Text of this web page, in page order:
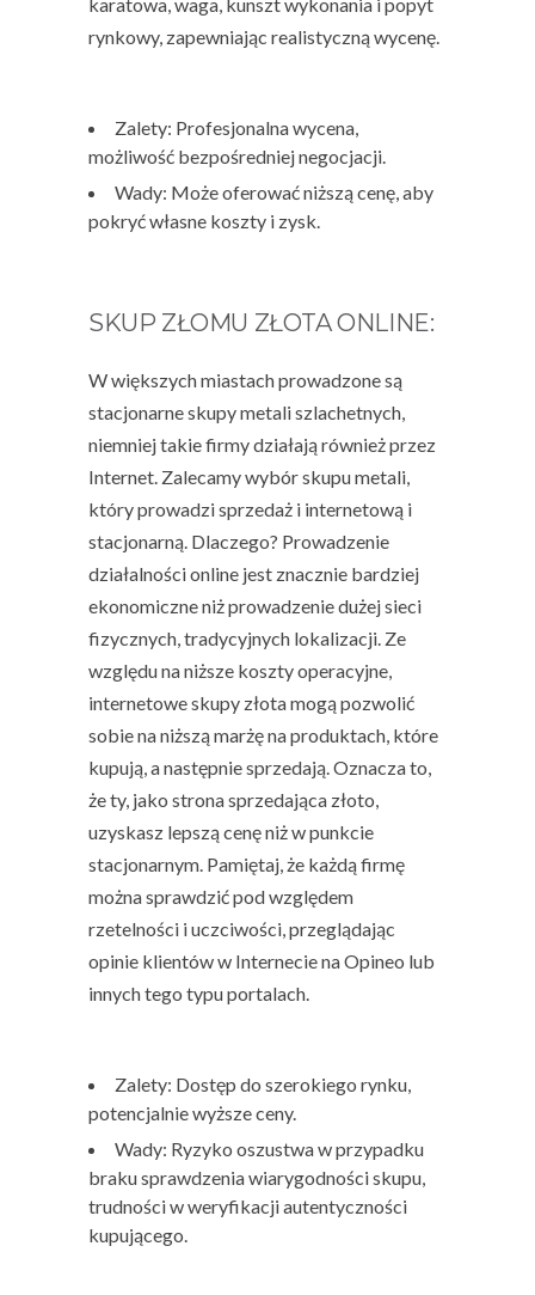
rynkowy, zapewniając realistyczną wycenę.
Zalety: Profesjonalna wycena,
możliwość bezpośredniej negocjacji.
Wady: Może oferować niższą cenę, aby
pokryć własne koszty i zysk.
SKUP ZŁOMU ZŁOTA ONLINE:
W większych miastach prowadzone są
stacjonarne skupy metali szlachetnych,
niemniej takie firmy działają również przez
Internet. Zalecamy wybór skupu metali,
który prowadzi sprzedaż i internetową i
stacjonarną. Dlaczego? Prowadzenie
działalności online jest znacznie bardziej
ekonomiczne niż prowadzenie dużej sieci
fizycznych, tradycyjnych lokalizacji. Ze
względu na niższe koszty operacyjne,
internetowe skupy złota mogą pozwolić
sobie na niższą marżę na produktach, które
kupują, a następnie sprzedają. Oznacza to,
że ty, jako strona sprzedająca złoto,
uzyskasz lepszą cenę niż w punkcie
stacjonarnym. Pamiętaj, że każdą firmę
można sprawdzić pod względem
rzetelności i uczciwości, przeglądając
opinie klientów w Internecie na Opineo lub
innych tego typu portalach.
Zalety: Dostęp do szerokiego rynku,
potencjalnie wyższe ceny.
Wady: Ryzyko oszustwa w przypadku
braku sprawdzenia wiarygodności skupu,
trudności w weryfikacji autentyczności
kupującego.